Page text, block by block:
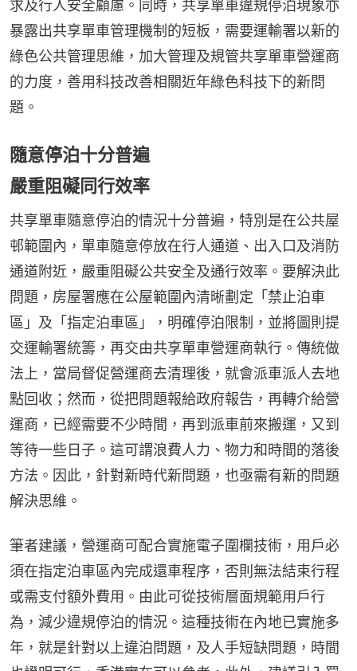
求及行人安全顧慮。同時，共享單車違規停泊現象亦
暴露出共享單車管理機制的短板，需要運輸署以新的
綠色公共管理思維，加大管理及規管共享單車營運商
的力度，善用科技改善相關近年綠色科技下的新問
題。
隨意停泊十分普遍
嚴重阻礙同行效率
共享單車隨意停泊的情況十分普遍，特別是在公共屋
邨範圍內，單車隨意停放在行人通道、出入口及消防
通道附近，嚴重阻礙公共安全及通行效率。要解決此
問題，房屋署應在公屋範圍內清晰劃定「禁止泊車
區」及「指定泊車區」，明確停泊限制，並將圖則提
交運輸署統籌，再交由共享單車營運商執行。傳統做
法上，當局督促營運商去清理後，就會派車派人去地
點回收；然而，從把問題報給政府報告，再轉介給營
運商，已經需要不少時間，再到派車前來搬運，又到
等待一些日子。這可謂浪費人力、物力和時間的落後
方法。因此，針對新時代新問題，也亟需有新的問題
解決思維。
筆者建議，營運商可配合實施電子圍欄技術，用戶必
須在指定泊車區內完成還車程序，否則無法結束行程
或需支付額外費用。由此可從技術層面規範用戶行
為，減少違規停泊的情況。這種技術在內地已實施多
年，就是針對以上違泊問題，及人手短缺問題，時間